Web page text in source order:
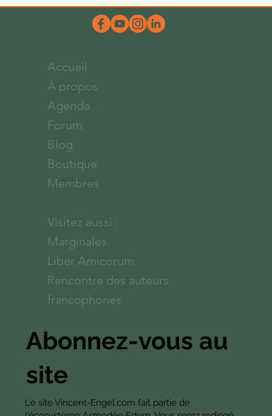
Abonnez-vous au
site
Le site Vincent-Engel.com fait partie de
Accueil
À propos
Agenda
Forum
Blog
Boutique
Membres
Visitez aussi :
Marginales
Liber Amicorum
Rencontre des auteurs
francophones